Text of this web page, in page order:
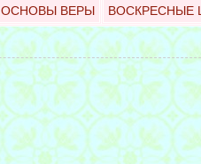
ОСНОВЫ ВЕРЫ ВОСКРЕСНЫЕ